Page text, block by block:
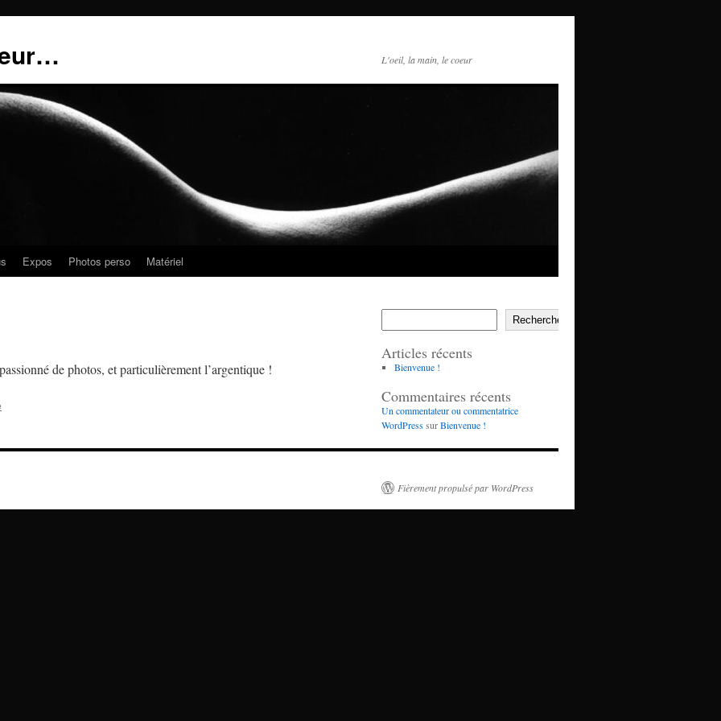
L'oeil, la main, le coeur
Expos Photos perso Matériel
de photos, et particulièrement l’argentique !
Rechercher
Articles récents
Bienvenue !
Commentaires récents
Un commentateur ou commentatrice
WordPresssurBienvenue !
Fièrement propulsé par WordPress